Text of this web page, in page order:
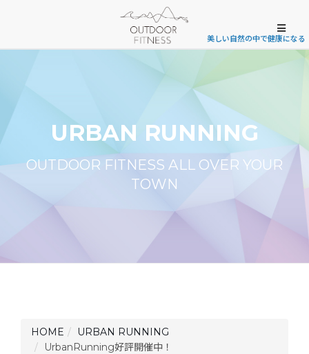
美しい自然の中で健康になる
URBAN RUNNING
OUTDOOR FITNESS ALL OVER YOUR
TOWN
HOME
URBAN RUNNING
UrbanRunning好評開催中！